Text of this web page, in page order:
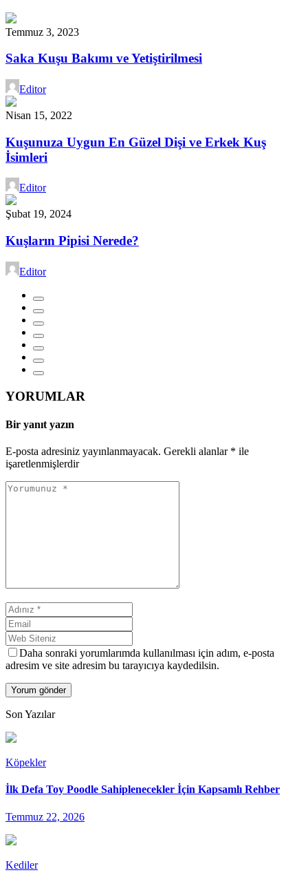
Temmuz 3, 2023
Saka Kuşu Bakımı ve Yetiştirilmesi
Editor
Nisan 15, 2022
Kuşunuza Uygun En Güzel Dişi ve Erkek Kuş
İsimleri
Editor
Şubat 19, 2024
Kuşların Pipisi Nerede?
Editor
YORUMLAR
Bir yanıt yazın
E-posta adresiniz yayınlanmayacak. Gerekli alanlar * ile
işaretlenmişlerdir
Daha sonraki yorumlarımda kullanılması için adım, e-posta
adresim ve site adresim bu tarayıcıya kaydedilsin.
Son Yazılar
Köpekler
İlk Defa Toy Poodle Sahiplenecekler İçin Kapsamlı Rehber
Temmuz 22, 2026
Kediler